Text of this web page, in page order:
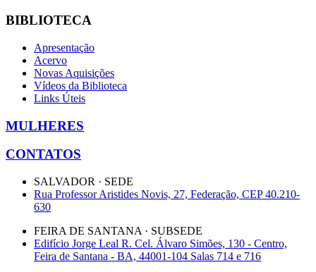
BIBLIOTECA
Apresentação
Acervo
Novas Aquisições
Vídeos da Biblioteca
Links Úteis
MULHERES
CONTATOS
SALVADOR · SEDE
Rua Professor Aristides Novis, 27, Federação, CEP 40.210-
630
FEIRA DE SANTANA · SUBSEDE
Edifício Jorge Leal R. Cel. Álvaro Simões, 130 - Centro,
Feira de Santana - BA, 44001-104 Salas 714 e 716